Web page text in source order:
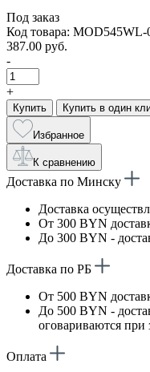
Под заказ
Код товара: MOD545WL-
387.00 руб.
-
+
Купить Купить в один
Избранное
К сравнению
Доставка по Минску
Доставка
От 300 BYN
До 300 BYN -
Доставка по РБ
От 500 BYN
До 500 BYN -
оговариваются при
Оплата